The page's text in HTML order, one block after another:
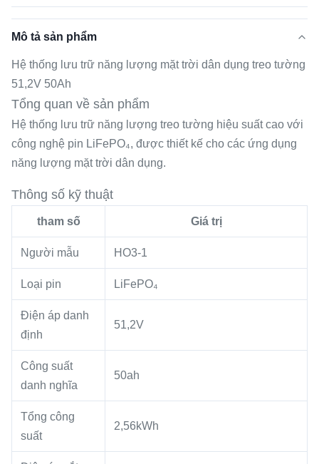
Mô tả sản phẩm
Hệ thống lưu trữ năng lượng mặt trời dân dụng treo tường
51,2V 50Ah
Tổng quan về sản phẩm
Hệ thống lưu trữ năng lượng treo tường hiệu suất cao với
công nghệ pin LiFePO₄, được thiết kế cho các ứng dụng
năng lượng mặt trời dân dụng.
Thông số kỹ thuật
tham số Giá trị
Người mẫu HO3-1
Loại pin LiFePO₄
Điện áp danh
định
51,2V
Công suất
danh nghĩa
50ah
Tổng công
suất
2,56kWh